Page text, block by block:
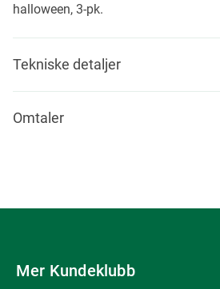
halloween, 3-pk.
Tekniske detaljer
Omtaler
Mer Kundeklubb